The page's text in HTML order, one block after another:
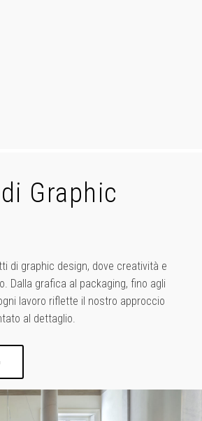
Graphic
di graphic design, dove creatività e
Dalla grafica al packaging, fino agli
lavoro riflette il nostro approccio
al dettaglio.